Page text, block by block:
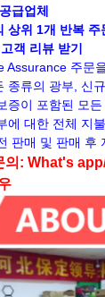
급업체
위 1개 반복 주
객 리뷰 받기
Assurance 주문
종류의 광부, 신
증이 포함된 모
에 대한 전체 지
판매 및 판매 후
의: What's